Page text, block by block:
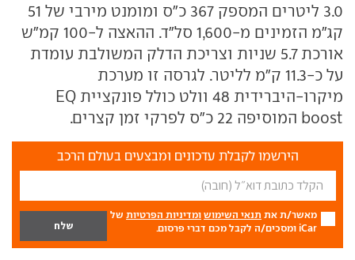
3.0 ליטרים המספק 367 כ"ס ומומנט מירבי של 51
קג"מ הזמינים מ-1,600 סל"ד. ההאצה ל-100 קמ"ש
אורכת 5.7 שניות וצריכת הדלק המשולבת עומדת
על כ-11.3 ק"מ לליטר. לגרסה זו מערכת
מיקרו-היברידית 48 וולט כולל פונקציית EQ
boost המוסיפה 22 כ"ס לפרקי זמן קצרים.
הירשמו לקבלת עדכונים ומבצעים בעולם הרכב
מאשר/ת את תנאי השימוש ומדיניות הפרטיות של
iCar ומסכים/ה לקבל מכם דברי פרסום.